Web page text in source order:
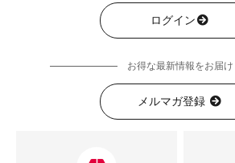
ログイン
お得な最新情報をお届け
メルマガ登録